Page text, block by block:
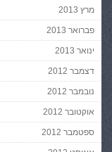
מרץ 2013
פברואר 2013
ינואר 2013
דצמבר 2012
נובמבר 2012
אוקטובר 2012
ספטמבר 2012